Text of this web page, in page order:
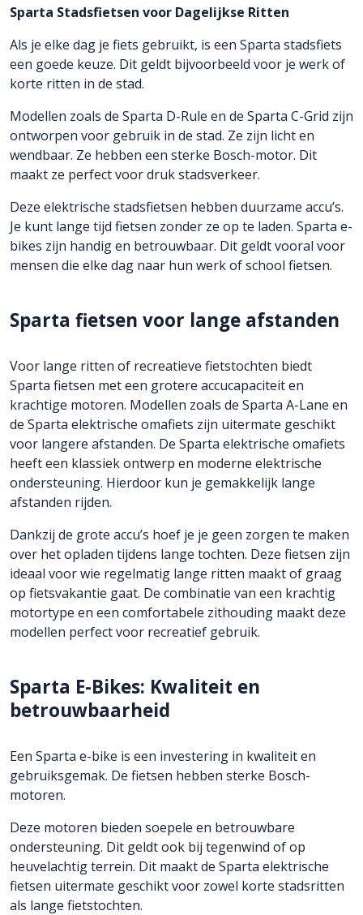
Sparta Stadsfietsen voor Dagelijkse Ritten
Als je elke dag je fiets gebruikt, is een Sparta stadsfiets
een goede keuze. Dit geldt bijvoorbeeld voor je werk of
korte ritten in de stad.
Modellen zoals de Sparta D-Rule en de Sparta C-Grid zijn
ontworpen voor gebruik in de stad. Ze zijn licht en
wendbaar. Ze hebben een sterke Bosch-motor. Dit
maakt ze perfect voor druk stadsverkeer.
Deze elektrische stadsfietsen hebben duurzame accu’s.
Je kunt lange tijd fietsen zonder ze op te laden. Sparta e-
bikes zijn handig en betrouwbaar. Dit geldt vooral voor
mensen die elke dag naar hun werk of school fietsen.
Sparta fietsen voor lange afstanden
Voor lange ritten of recreatieve fietstochten biedt
Sparta fietsen met een grotere accucapaciteit en
krachtige motoren. Modellen zoals de Sparta A-Lane en
de Sparta elektrische omafiets zijn uitermate geschikt
voor langere afstanden. De Sparta elektrische omafiets
heeft een klassiek ontwerp en moderne elektrische
ondersteuning. Hierdoor kun je gemakkelijk lange
afstanden rijden.
Dankzij de grote accu’s hoef je je geen zorgen te maken
over het opladen tijdens lange tochten. Deze fietsen zijn
ideaal voor wie regelmatig lange ritten maakt of graag
op fietsvakantie gaat. De combinatie van een krachtig
motortype en een comfortabele zithouding maakt deze
modellen perfect voor recreatief gebruik.
Sparta E-Bikes: Kwaliteit en
betrouwbaarheid
Een Sparta e-bike is een investering in kwaliteit en
gebruiksgemak. De fietsen hebben sterke Bosch-
motoren.
Deze motoren bieden soepele en betrouwbare
ondersteuning. Dit geldt ook bij tegenwind of op
heuvelachtig terrein. Dit maakt de Sparta elektrische
fietsen uitermate geschikt voor zowel korte stadsritten
als lange fietstochten.